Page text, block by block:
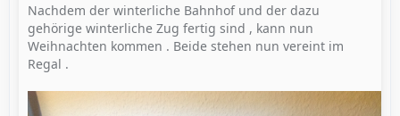
Nachdem der winterliche Bahnhof und der dazu
gehörige winterliche Zug fertig sind , kann nun
Weihnachten kommen . Beide stehen nun vereint im
Regal .